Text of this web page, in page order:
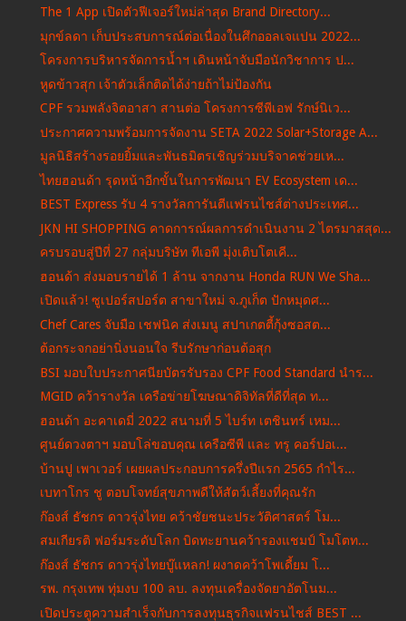
The 1 App เปิดตัวฟีเจอร์ใหม่ล่าสุด Brand Directory...
มุกข์ลดา เก็บประสบการณ์ต่อเนื่องในศึกออลเจแปน 2022...
โครงการบริหารจัดการน้ำฯ เดินหน้าจับมือนักวิชาการ ป...
หูดข้าวสุก เจ้าตัวเล็กติดได้ง่ายถ้าไม่ป้องกัน
CPF รวมพลังจิตอาสา สานต่อ โครงการซีพีเอฟ รักษ์นิเว...
ประกาศความพร้อมการจัดงาน SETA 2022 Solar+Storage A...
มูลนิธิสร้างรอยยิ้มและพันธมิตรเชิญร่วมบริจาคช่วยเห...
ไทยฮอนด้า รุดหน้าอีกขั้นในการพัฒนา EV Ecosystem เด...
BEST Express รับ 4 รางวัลการันตีแฟรนไชส์ต่างประเทศ...
JKN HI SHOPPING คาดการณ์ผลการดำเนินงาน 2 ไตรมาสสุด...
ครบรอบสู่ปีที่ 27 กลุ่มบริษัท ทีเอพี มุ่งเติบโตเคี...
ฮอนด้า ส่งมอบรายได้ 1 ล้าน จากงาน Honda RUN We Sha...
เปิดแล้ว! ซูเปอร์สปอร์ต สาขาใหม่ จ.ภูเก็ต ปักหมุดศ...
Chef Cares จับมือ เชฟนิค ส่งเมนู สปาเกตตี้กุ้งซอสต...
ต้อกระจกอย่านิ่งนอนใจ รีบรักษาก่อนต้อสุก
BSI มอบใบประกาศนียบัตรรับรอง CPF Food Standard นำร...
MGID คว้ารางวัล เครือข่ายโฆษณาดิจิทัลที่ดีที่สุด ท...
ฮอนด้า อะคาเดมี่ 2022 สนามที่ 5 ไบร์ท เตชินทร์ เหม...
ศูนย์ดวงตาฯ มอบโล่ขอบคุณ เครือซีพี และ ทรู คอร์ปอเ...
บ้านปู เพาเวอร์ เผยผลประกอบการครึ่งปีแรก 2565 กำไร...
เบทาโกร ชู ตอบโจทย์สุขภาพดีให้สัตว์เลี้ยงที่คุณรัก
ก๊องส์ ธัชกร ดาวรุ่งไทย คว้าชัยชนะประวัติศาสตร์ โม...
สมเกียรติ ฟอร์มระดับโลก บิดทะยานคว้ารองแชมป์ โมโตท...
ก๊องส์ ธัชกร ดาวรุ่งไทยบู๊แหลก! ผงาดคว้าโพเดี้ยม โ...
รพ. กรุงเทพ ทุ่มงบ 100 ลบ. ลงทุนเครื่องจัดยาอัตโนม...
เปิดประตูความสำเร็จกับการลงทุนธุรกิจแฟรนไชส์ BEST ...